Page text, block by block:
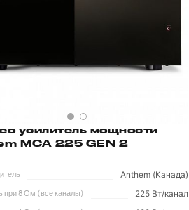
усилитель мощности
MCA 225 GEN 2
Anthem (Канада)
при 8 Ом (все каналы) 225 Вт/канал